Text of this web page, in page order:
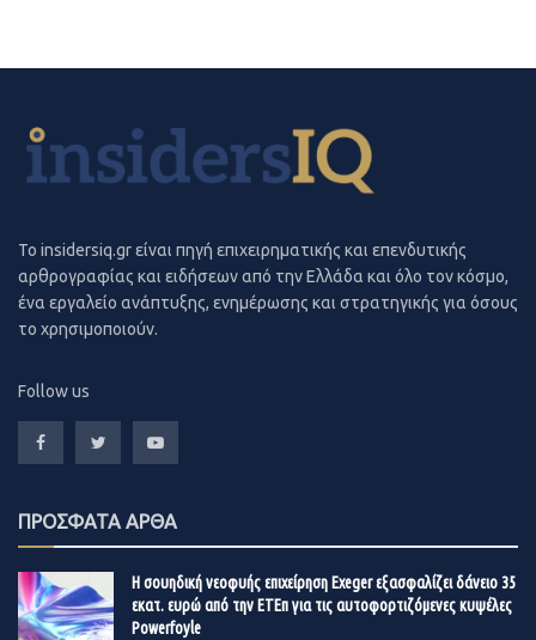
Αντί να απογοητεύεστε και να αντιδράτε υπερβολικά,
εφαρμόστε ένα στρατηγικό σχέδιο.
Αποστασιοποιηθείτε για να δείτε την κατάσταση με
προβλήματος. Βρείτε ό,τι πληροφορίες χρειάζεστε,
καθορίστε τι μπορείτε να δοκιμάσετε ως λύση,
αποφασίστε σε ποιον πρέπει να απευθυνθείτε και θέστε
Αντλήστε δύναμη από κάπου.
Μιλήστε με ανθρώπους που επηρεάζουν θετικά τη
αρέσουν, περάστε χρόνο στη φύση… Εν ολίγοις, βρείτε
την προσωπική σας πηγή δύναμης στις δύσκολες
στιγμές.
Μόνο με θάρρος και αυτοπεποίθηση θα καταφέρετε να
To insidersiq.gr είναι πηγή επιχειρηματικής και επενδυτικής
αρθρογραφίας και ειδήσεων από την Ελλάδα και όλο τον κόσμο,
ένα εργαλείο ανάπτυξης, ενημέρωσης και στρατηγικής για όσους
το χρησιμοποιούν.
Follow us
ΠΡΟΣΦΑΤΑ ΑΡΘΑ
Η σουηδική νεοφυής επιχείρηση Exeger εξασφαλίζει δάνειο 35
εκατ. ευρώ από την ΕΤΕπ για τις αυτοφορτιζόμενες κυψέλες
Powerfoyle